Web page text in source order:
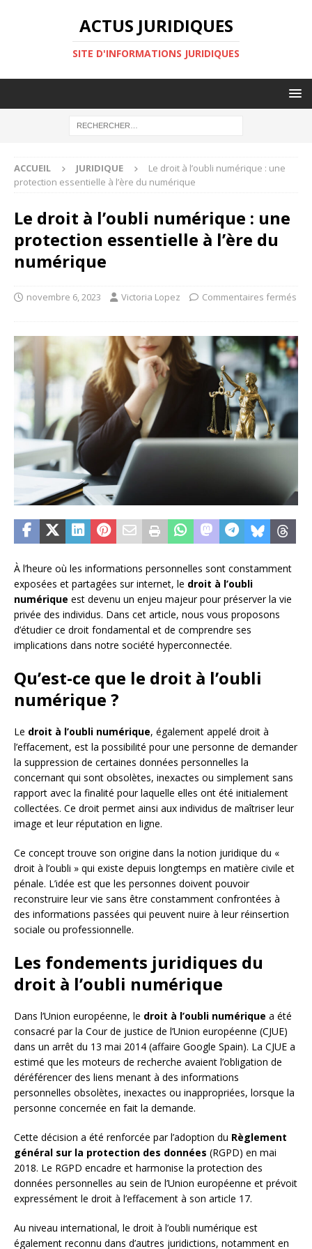
ACTUS JURIDIQUES
SITE D'INFORMATIONS JURIDIQUES
ACCUEIL JURIDIQUE
Le droit à l’oubli numérique : une
protection essentielle à l’ère du numérique
Le droit à l’oubli numérique : une
protection essentielle à l’ère du
numérique
novembre 6, 2023 Victoria Lopez Commentaires fermés
À l’heure où les informations personnelles sont constamment
exposées et partagées sur internet, le droit à l’oubli
numérique est devenu un enjeu majeur pour préserver la vie
privée des individus. Dans cet article, nous vous proposons
d’étudier ce droit fondamental et de comprendre ses
implications dans notre société hyperconnectée.
Qu’est-ce que le droit à l’oubli
numérique ?
Le droit à l’oubli numérique, également appelé droit à
l’effacement, est la possibilité pour une personne de demander
la suppression de certaines données personnelles la
concernant qui sont obsolètes, inexactes ou simplement sans
rapport avec la finalité pour laquelle elles ont été initialement
collectées. Ce droit permet ainsi aux individus de maîtriser leur
image et leur réputation en ligne.
Ce concept trouve son origine dans la notion juridique du «
droit à l’oubli » qui existe depuis longtemps en matière civile et
pénale. L’idée est que les personnes doivent pouvoir
reconstruire leur vie sans être constamment confrontées à
des informations passées qui peuvent nuire à leur réinsertion
sociale ou professionnelle.
Les fondements juridiques du
droit à l’oubli numérique
Dans l’Union européenne, le droit à l’oubli numérique a été
consacré par la Cour de justice de l’Union européenne (CJUE)
dans un arrêt du 13 mai 2014 (affaire Google Spain). La CJUE a
estimé que les moteurs de recherche avaient l’obligation de
déréférencer des liens menant à des informations
personnelles obsolètes, inexactes ou inappropriées, lorsque la
personne concernée en fait la demande.
Cette décision a été renforcée par l’adoption du Règlement
général sur la protection des données (RGPD) en mai
2018. Le RGPD encadre et harmonise la protection des
données personnelles au sein de l’Union européenne et prévoit
expressément le droit à l’effacement à son article 17.
Au niveau international, le droit à l’oubli numérique est
également reconnu dans d’autres juridictions, notamment en